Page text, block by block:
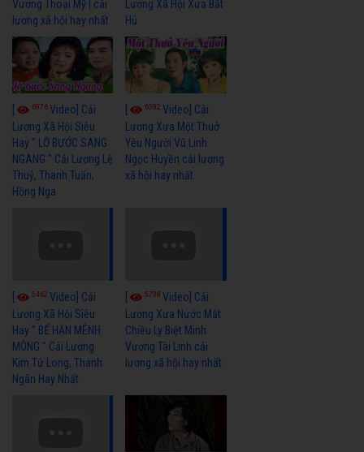
Vương Thoại Mỹ | cải
lương xã hội hay nhất
Lương Xã Hội Xưa Bất
Hủ
6976Video] Cải
Lương Xã Hội Siêu
Hay " LỠ BƯỚC SANG
NGANG " Cải Lương Lệ
Thuỷ, Thanh Tuấn,
Hồng Nga
6392Video] Cải
Lương Xưa Một Thuở
Yêu Người Vũ Linh
Ngọc Huyền cải lương
xã hội hay nhất
5462 Video] Cải
Lương Xã Hội Siêu
Hay " BỂ HẬN MÊNH
MÔNG " Cải Lương
Kim Tử Long, Thanh
Ngân Hay Nhất
5738Video] Cải
Lương Xưa Nước Mắt
Chiều Ly Biệt Minh
Vương Tài Linh cải
lương xã hội hay nhất